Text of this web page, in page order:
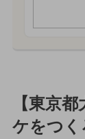
【東京
ケをつく